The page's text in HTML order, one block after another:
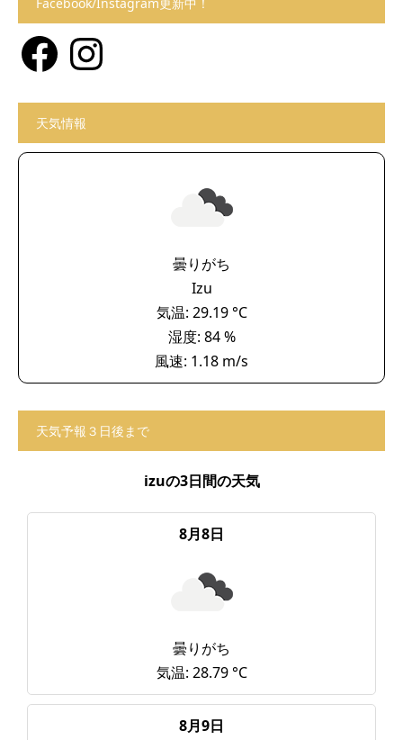
FacebookInstagram
天気情報
曇りがち
Izu
気温: 29.19 °C
湿度: 84 %
風速: 1.18 m/s
天気予報３日後まで
izuの3日間の天気
8月8日
曇りがち
気温: 28.79 °C
8月9日